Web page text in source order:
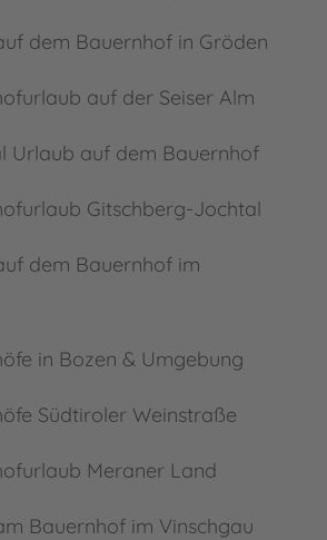
dem Bauernhof in Gröden
auf der Seiser Alm
Urlaub auf dem Bauernhof
Gitschberg-Jochtal
dem Bauernhof im
in Bozen & Umgebung
Südtiroler Weinstraße
Meraner Land
Bauernhof im Vinschgau